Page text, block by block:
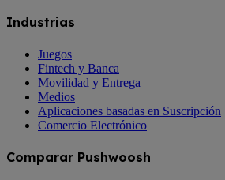
Industrias
Juegos
Fintech y Banca
Movilidad y Entrega
Medios
Aplicaciones basadas en Suscripción
Comercio Electrónico
Comparar Pushwoosh